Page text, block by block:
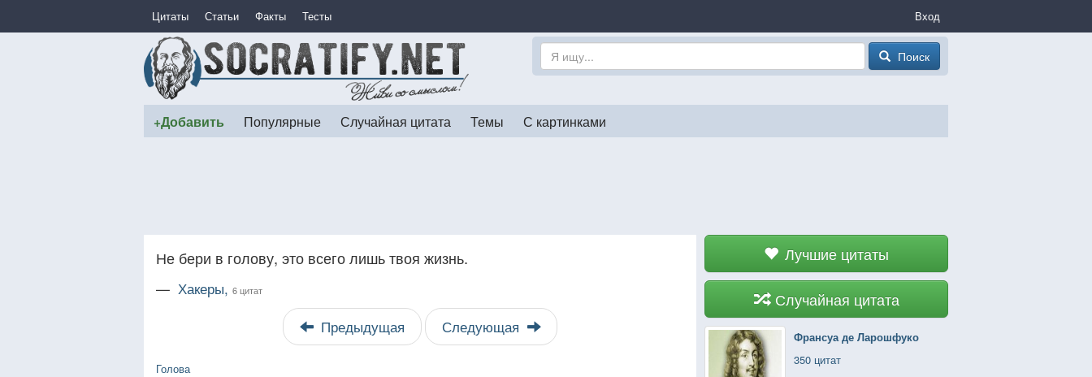
Цитаты Статьи Факты Тесты Вход
Поиск
+Добавить Популярные Случайная цитата Темы С картинками
Лучшие цитаты
Случайная цитата
Франсуа де Ларошфуко
350 цитат
Не бери в голову, это всего лишь твоя жизнь.
— Хакеры, 6 цитат
Предыдущая Следующая
Голова